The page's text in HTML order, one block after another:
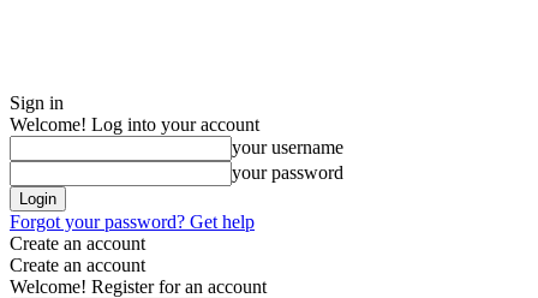
Sign in
Welcome! Log into your account
your username
your password
Forgot your password? Get help
Create an account
Create an account
Welcome! Register for an account